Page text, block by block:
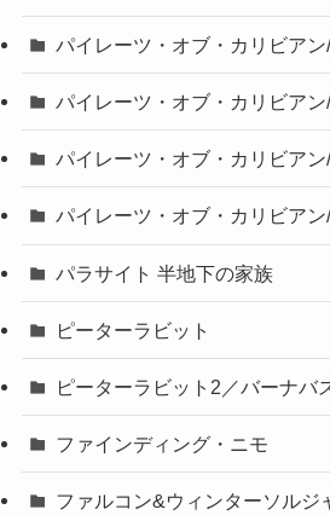
パイレーツ・オブ・カリビア
パイレーツ・オブ・カリビア
パイレーツ・オブ・カリビア
パイレーツ・オブ・カリビアン
パラサイト 半地下の家族
ピーターラビット
ピーターラビット2／バーナバ
ファインディング・ニモ
ファルコン&ウィンターソルジ